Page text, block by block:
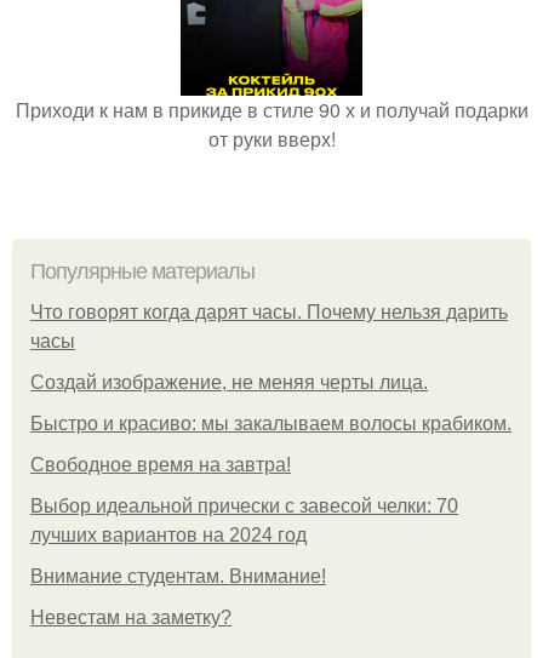
Приходи к нам в прикиде в стиле 90 х и получай подарки
от руки вверх!
Популярные материалы
Что говорят когда дарят часы. Почему нельзя дарить
часы
Создай изображение, не меняя черты лица.
Быстро и красиво: мы закалываем волосы крабиком.
Свободное время на завтра!
Выбор идеальной прически с завесой челки: 70
лучших вариантов на 2024 год
Внимание студентам. Внимание!
Невестам на заметку?